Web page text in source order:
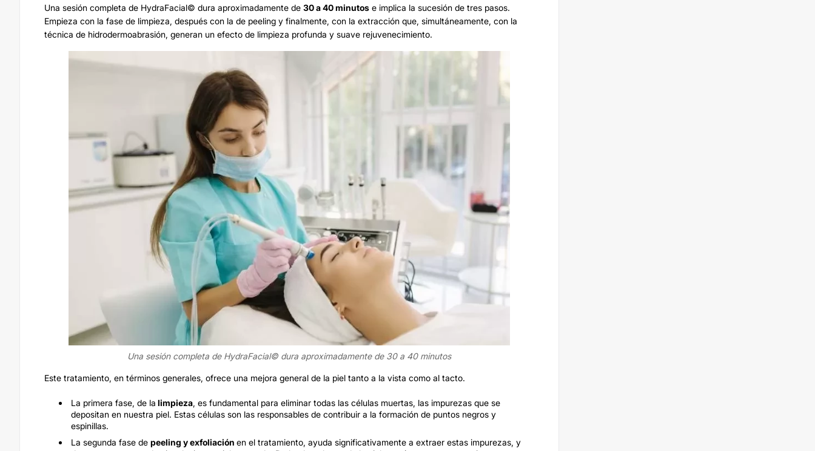
Una sesión completa de HydraFacial© dura aproximadamente de 30 a 40 minutos e implica la sucesión de tres pasos.
Empieza con la fase de limpieza, después con la de peeling y finalmente, con la extracción que, simultáneamente, con la
técnica de hidrodermoabrasión, generan un efecto de limpieza profunda y suave rejuvenecimiento.
Una sesión completa de HydraFacial© dura aproximadamente de 30 a 40 minutos
Este tratamiento, en términos generales, ofrece una mejora general de la piel tanto a la vista como al tacto.
La primera fase, de la limpieza, es fundamental para eliminar todas las células muertas, las impurezas que se
depositan en nuestra piel. Estas células son las responsables de contribuir a la formación de puntos negros y
espinillas.
La segunda fase de peeling y exfoliación en el tratamiento, ayuda significativamente a extraer estas impurezas, y